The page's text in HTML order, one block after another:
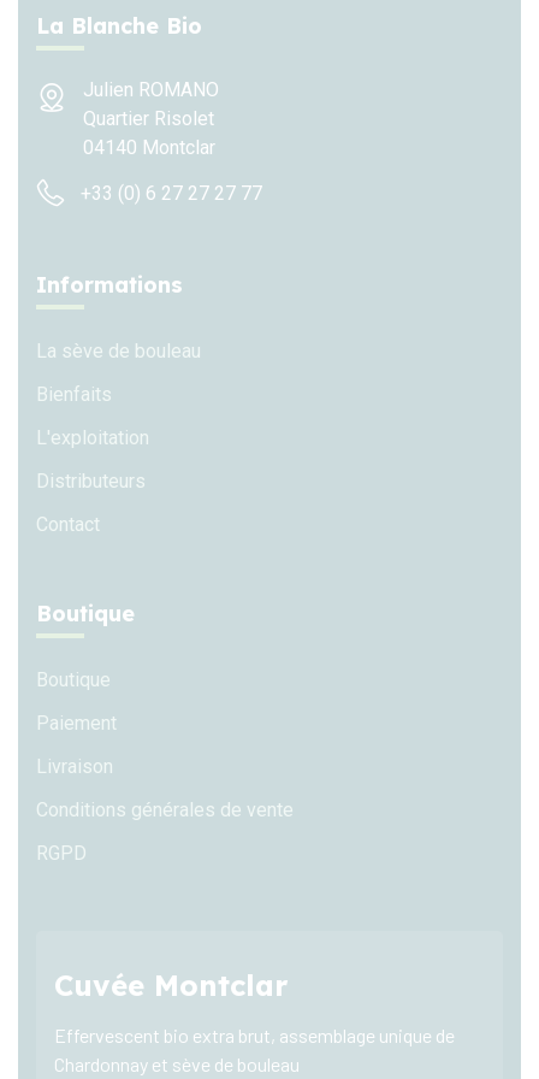
La Blanche Bio
Julien ROMANO
Quartier Risolet
04140 Montclar
+33 (0) 6 27 27 27 77
Informations
La sève de bouleau
Bienfaits
L'exploitation
Distributeurs
Contact
Boutique
Boutique
Paiement
Livraison
Conditions générales de vente
RGPD
Cuvée Montclar
Effervescent bio extra brut, assemblage unique de
Chardonnay et sève de bouleau